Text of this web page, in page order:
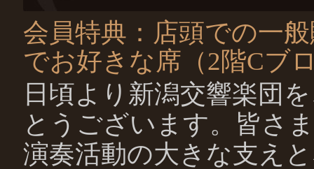
会員特典：店頭での一
でお好きな席（2階Cブ
日頃より新潟交響楽団
とうございます。皆さ
演奏活動の大きな支え